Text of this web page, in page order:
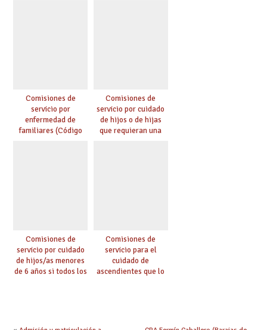
Comisiones de
servicio por
enfermedad de
familiares (Código
Comisiones de
servicio por cuidado
de hijos o de hijas
que requieran una
Comisiones de
servicio por cuidado
de hijos/as menores
de 6 años si todos los
Comisiones de
servicio para el
cuidado de
ascendientes que lo